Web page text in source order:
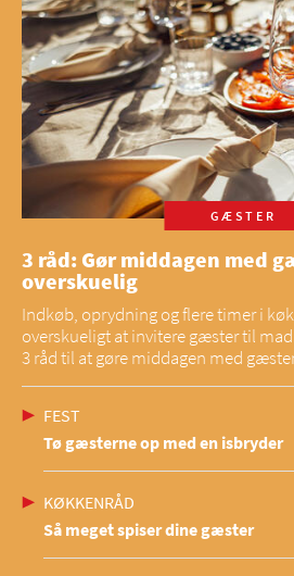
GÆSTER
3 råd: Gør middagen med
overskuelig
Indkøb, oprydning og flere timer i
overskueligt at invitere gæster til
3 råd til at gøre middagen med
FEST
Tø gæsterne op med en isbryder
KØKKENRÅD
Så meget spiser dine gæster